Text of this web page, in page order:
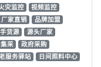
灾监控
视频监控
厂家直销
品牌加盟
货源
源头厂家
采
政府采购
服务驿站
日间照料中心